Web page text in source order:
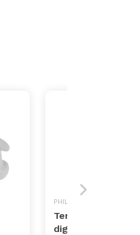
PHILIPS
Termómetro
digital Philips